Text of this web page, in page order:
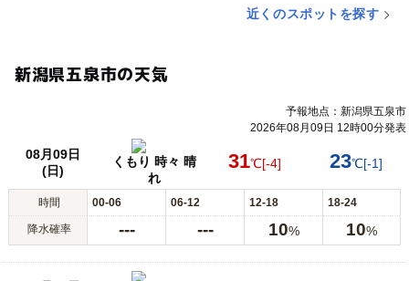
近くのスポットを探す
新潟県五泉市の天気
予報地点：新潟県五泉市
2026年08月09日 12時00分発表
08月09日
(日)
くもり 時々 晴
れ
31℃[-4] 23℃[-1]
時間 00-06 06-12 12-18 18-24
降水確率 --- --- 10% 10%